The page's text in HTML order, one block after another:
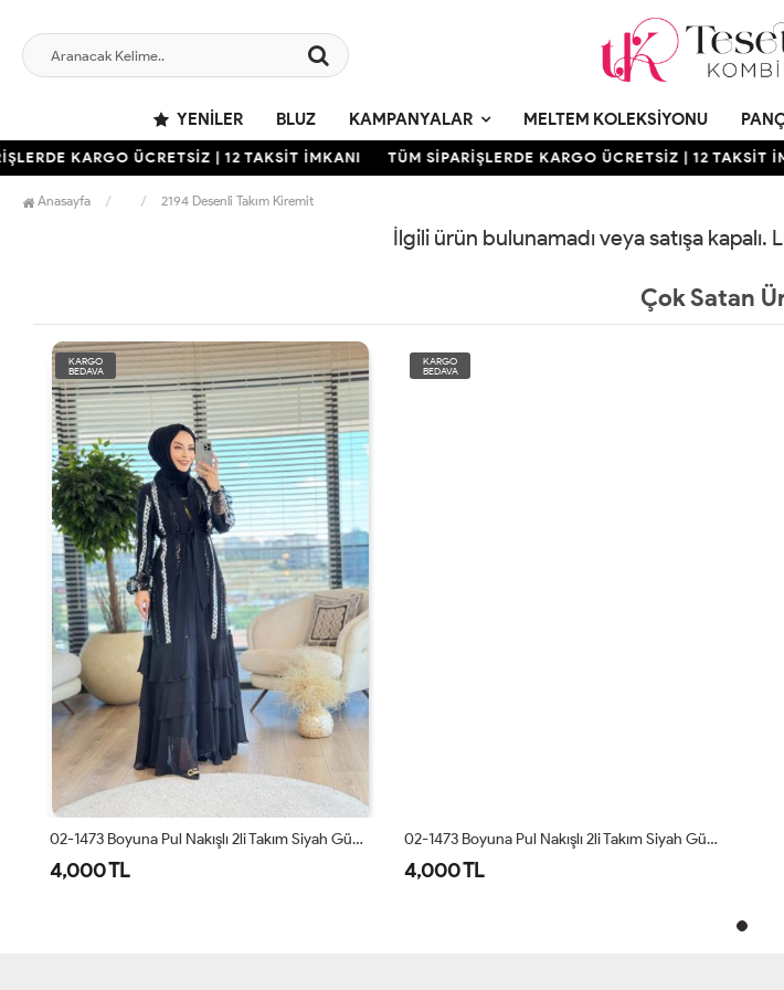
YENILER BLUZ KAMPANYALAR MELTEM KOLEKSIYONU
KARGO ÜCRETSİZ | 12 TAKSİT İMKANI TÜM SİPARİŞLERDE KARGO ÜCRETSİZ | 12 TAKSİT
Anasayfa 2194 Desenli Takım Kiremit
İlgili ürün bulunamadı veya satışa
Çok Satan
KARGO
BEDAVA
02-1473 Boyuna Pul Nakışlı 2li Takım Siyah Gümüş
4,000 TL
KARGO
BEDAVA
02-1473 Boyuna Pul Nakışlı 2li Takım Siyah Gümüş
4,000 TL